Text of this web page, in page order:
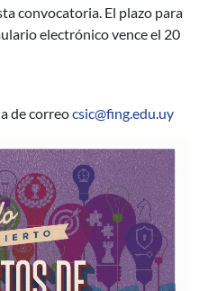
convocatoria. El plazo para
electrónico vence el 20
de correocsic@fing.edu.uy